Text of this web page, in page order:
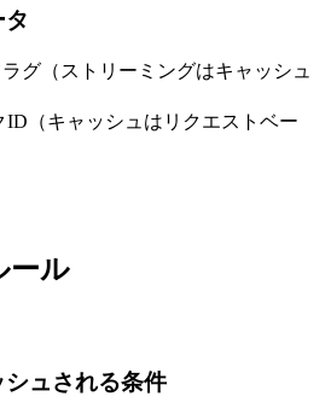
グ（ストリーミングはキャッシュ
ID（キャッシュはリクエストベー
ール
ュされる条件